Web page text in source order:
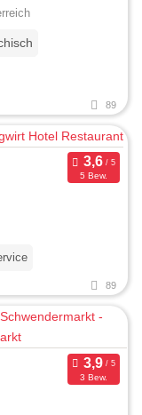
89
5 Bew.
89
3 Bew.